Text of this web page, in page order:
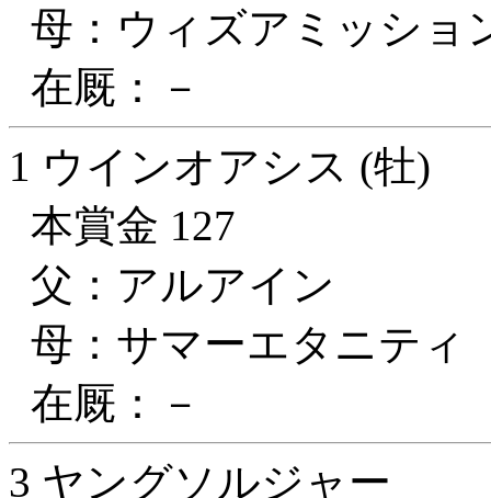
母：ウィズアミッショ
在厩：－
1 ウインオアシス (牡)
本賞金 127
父：アルアイン
母：サマーエタニティ
在厩：－
3 ヤングソルジャー